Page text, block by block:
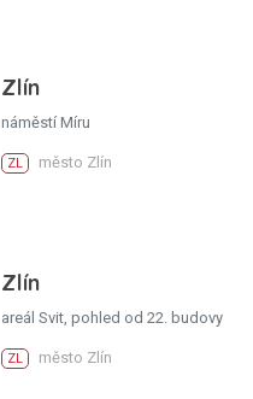
Zlín
náměstí Míru
ZL město Zlín
Zlín
areál Svit, pohled od 22. budovy
ZL město Zlín